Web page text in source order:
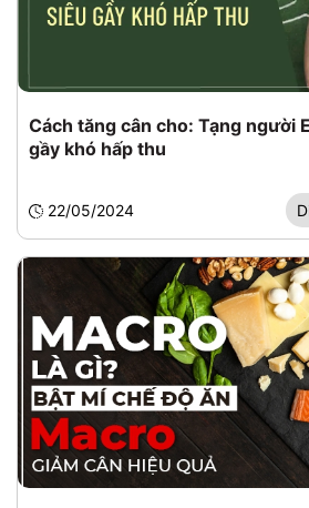
Cách tăng cân cho: Tạng người
gầy khó hấp thu
22/05/2024